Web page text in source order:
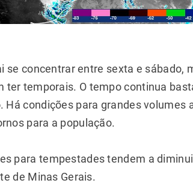
se concentrar entre sexta e sábado,
ter temporais. O tempo continua
Há condições para grandes volumes
para a população.
para tempestades tendem a
de Minas Gerais.